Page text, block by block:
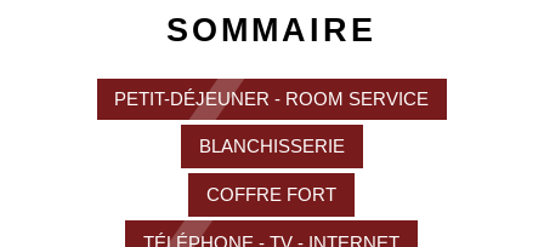
SOMMAIRE
PETIT-DÉJEUNER - ROOM SERVICE
BLANCHISSERIE
COFFRE FORT
TÉLÉPHONE - TV - INTERNET